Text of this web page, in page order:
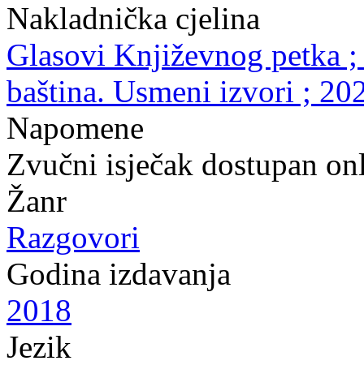
Nakladnička cjelina
Glasovi Književnog petka
baština. Usmeni izvori ;
Napomene
Zvučni isječak dostupan
Žanr
Razgovori
Godina izdavanja
2018
Jezik